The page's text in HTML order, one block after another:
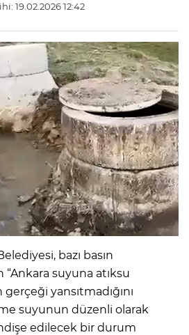
19.02.2026 12:42
bazı basın
“Ankara suyuna atıksu
gerçeği yansıtmadığını
suyunun düzenli olarak
edilecek bir durum